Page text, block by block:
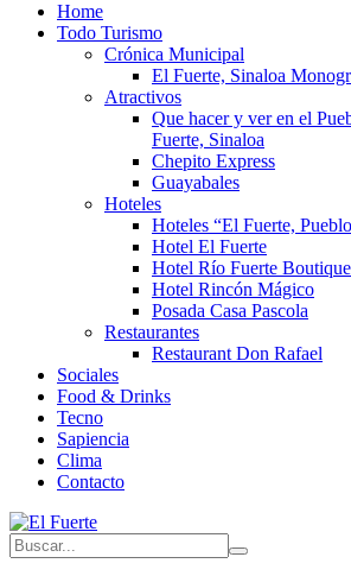
Home
Todo Turismo
Crónica Municipal
El Fuerte, Sinaloa
Atractivos
Que hacer y ver en el
Fuerte, Sinaloa
Chepito Express
Guayabales
Hoteles
Hoteles “El Fuerte,
Hotel El Fuerte
Hotel Río Fuerte
Hotel Rincón Mágico
Posada Casa Pascola
Restaurantes
Restaurant Don Rafael
Sociales
Food & Drinks
Tecno
Sapiencia
Clima
Contacto